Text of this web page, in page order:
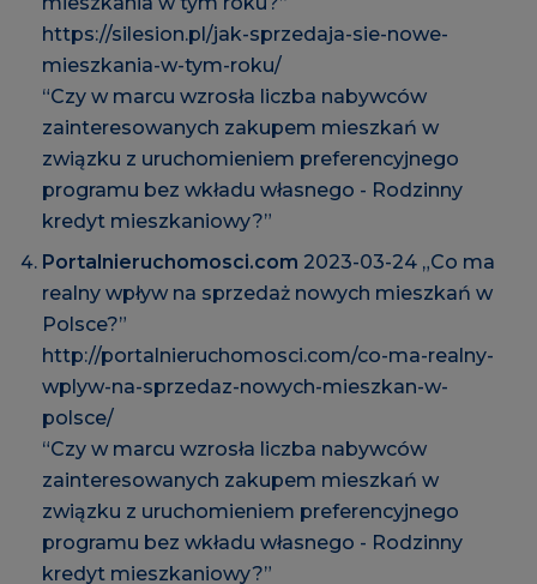
https://silesion.pl/jak-sprzedaja-sie-nowe-
mieszkania-w-tym-roku/
“Czy w marcu wzrosła liczba nabywców
zainteresowanych zakupem mieszkań w
związku z uruchomieniem preferencyjnego
programu bez wkładu własnego - Rodzinny
kredyt mieszkaniowy?”
Portalnieruchomosci.com 2023-03-24 „Co ma
realny wpływ na sprzedaż nowych mieszkań w
Polsce?”
http://portalnieruchomosci.com/co-ma-realny-
wplyw-na-sprzedaz-nowych-mieszkan-w-
polsce/
“Czy w marcu wzrosła liczba nabywców
zainteresowanych zakupem mieszkań w
związku z uruchomieniem preferencyjnego
programu bez wkładu własnego - Rodzinny
kredyt mieszkaniowy?”